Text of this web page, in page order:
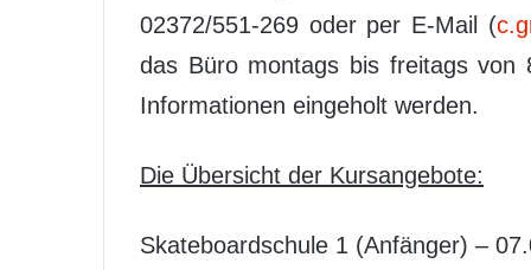
02372/551-269 oder per E-Mail (
das Büro montags bis freitags
Informationen eingeholt werden.
Die Übersicht der Kursangebote:
Skateboardschule 1 (Anfänger) –